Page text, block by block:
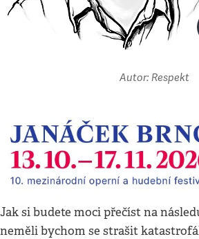
Autor: Respekt
Jak si budete moci přečíst na
neměli bychom se strašit